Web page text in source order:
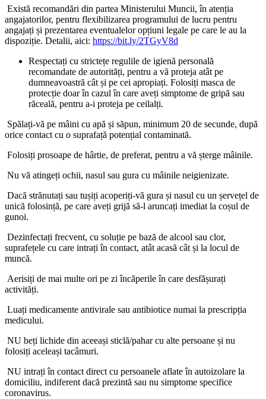
Există recomandări din partea Ministerului Muncii, în atenția
angajatorilor, pentru flexibilizarea programului de lucru pentru
angajați și prezentarea eventualelor opțiuni legale pe care le au la
dispoziție. Detalii, aici: https://bit.ly/2TGyV8d
Respectați cu strictețe regulile de igienă personală
recomandate de autorități, pentru a vă proteja atât pe
dumneavoastră cât și pe cei apropiați. Folosiți masca de
protecție doar în cazul în care aveți simptome de gripă sau
răceală, pentru a-i proteja pe ceilalți.
Spălați-vă pe mâini cu apă și săpun, minimum 20 de secunde, după
orice contact cu o suprafață potențial contaminată.
Folosiți prosoape de hârtie, de preferat, pentru a vă șterge mâinile.
Nu vă atingeți ochii, nasul sau gura cu mâinile neigienizate.
Dacă strănutați sau tușiți acoperiți-vă gura și nasul cu un șervețel de
unică folosință, pe care aveți grijă să-l aruncați imediat la coșul de
gunoi.
Dezinfectați frecvent, cu soluție pe bază de alcool sau clor,
suprafețele cu care intrați în contact, atât acasă cât și la locul de
muncă.
Aerisiți de mai multe ori pe zi încăperile în care desfășurați
activități.
Luați medicamente antivirale sau antibiotice numai la prescripția
medicului.
NU beți lichide din aceeași sticlă/pahar cu alte persoane și nu
folosiți aceleași tacâmuri.
NU intrați în contact direct cu persoanele aflate în autoizolare la
domiciliu, indiferent dacă prezintă sau nu simptome specifice
coronavirus.